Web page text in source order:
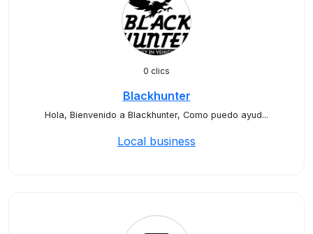
0 clics
Blackhunter
Hola, Bienvenido a Blackhunter, Como puedo ayud...
Local business